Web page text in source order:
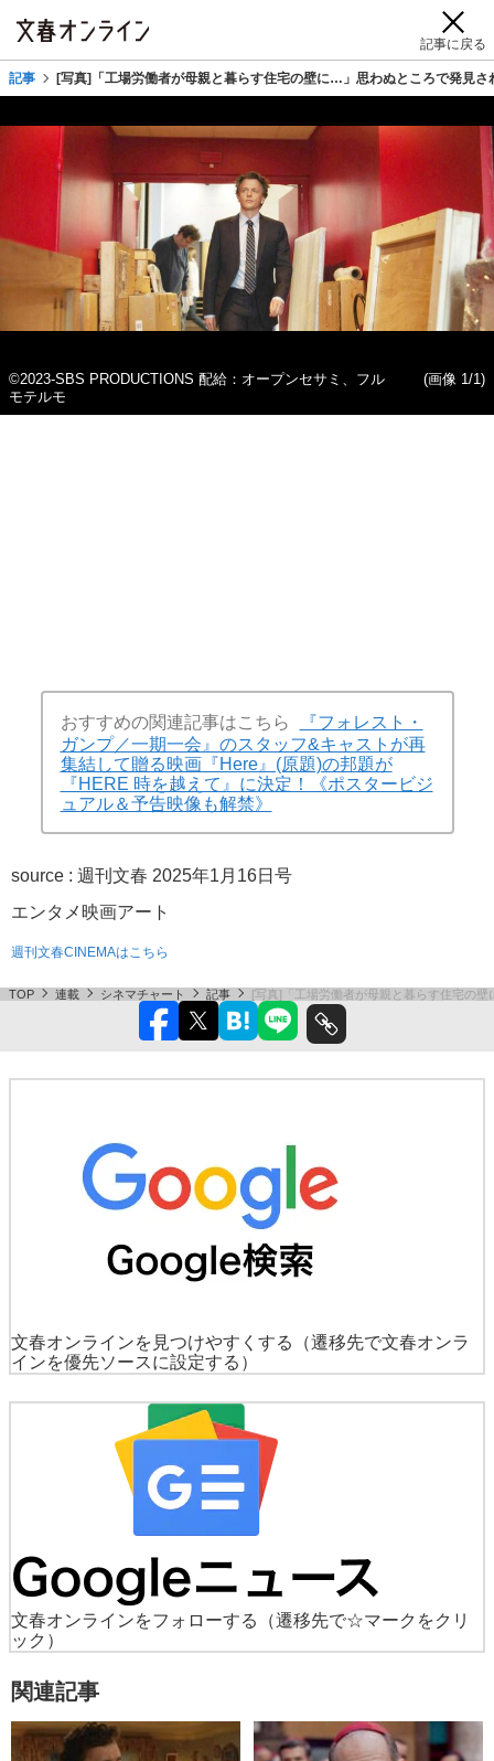
記事に戻る
記事 [写真]「工場労働者が母親と暮らす住宅の壁に…」思わぬところで発見
©2023-SBS PRODUCTIONS 配給：オープンセサミ、フル
モテルモ
(画像 1/1)
おすすめの関連記事はこちら
『フォレスト・
ガンプ／一期一会』のスタッフ&キャストが再
集結して贈る映画『Here』(原題)の邦題が
『HERE 時を越えて』に決定！《ポスタービジ
ュアル＆予告映像も解禁》
source : 週刊文春 2025年1月16日号
エンタメ 映画アート
週刊文春CINEMAはこちら
TOP 連載 シネマチャート 記事 [写真]「工場労働者が母親と暮らす住宅の
文春オンラインを見つけやすくする
（遷移先で文春オンラ
インを優先ソースに設定する）
文春オンラインをフォローする
（遷移先で☆マークをクリ
ック）
関連記事